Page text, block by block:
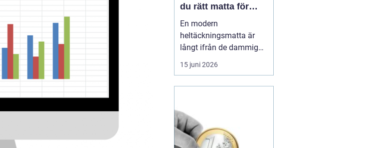
du rätt matta för
hem och kontor
En modern
heltäckningsmatta är
långt ifrån de dammiga,
svårstädade varianter
många minns från 70-
hygien, snygg design
och hög slitstyrka. För
den som bor eller verkar i
15 juni 2026